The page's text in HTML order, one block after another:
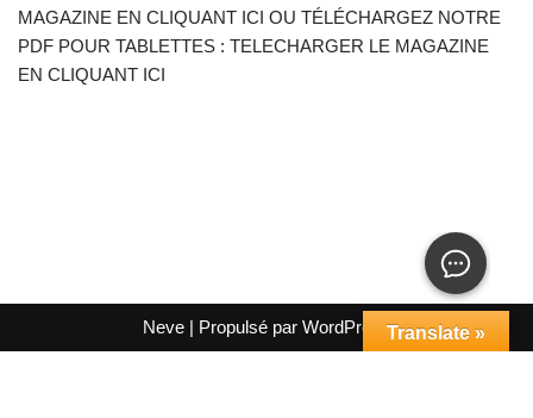
MAGAZINE EN CLIQUANT ICI OU TÉLÉCHARGEZ NOTRE
PDF POUR TABLETTES : TELECHARGER LE MAGAZINE
EN CLIQUANT ICI
Neve | Propulsé par WordPressTranslate »